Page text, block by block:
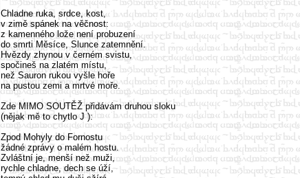
Chladne ruka, srdce, kost,
v zimě spánek na věčnost:
z kamenného lože není probuzení
do smrti Měsíce, Slunce zatemnění.
Hvězdy zhynou v černém svistu,
spočineš na zlatém místu,
než Sauron rukou vyšle hoře
na pustou zemi a mrtvé moře.
Zde MIMO SOUTĚŽ přidávám druhou sloku
(nějak mě to chytlo J ):
Zpod Mohyly do Fornostu
žádné zprávy o malém hostu.
Zvláštní je, menší než muži,
rychle chladne, dech se úží,